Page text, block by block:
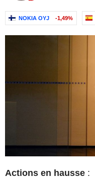
NOKIA OYJ -1,49%
Actions en hausse :